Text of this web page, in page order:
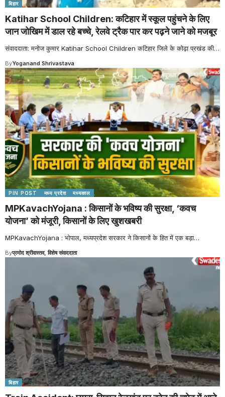
बिहार
Katihar School Children: कटिहार में स्कूल पहुंचने के लिए
जान जोखिम में डाल रहे बच्चे, रेलवे ट्रैक पार कर पढ़ने जाने को मजबूर
संवाददाता: मनोज कुमार Katihar School Children कटिहार जिले के कोढ़ा प्रखंड की…
ByYoganand Shrivastava
PIN POST मध्य प्रदेश मध्यकाल
MPKavachYojana : किसानों के भविष्य की सुरक्षा, ‘कवच
योजना’ को मंजूरी, किसानों के लिए खुशखबरी
MPKavachYojana : भोपाल, मध्यप्रदेश सरकार ने किसानों के हित में एक बड़ा…
Byप्रमोद श्रीवास्तव, विशेष संवाददाता
बिहार